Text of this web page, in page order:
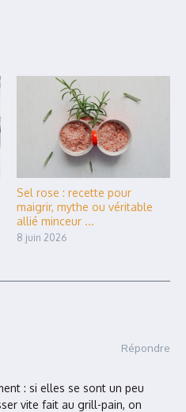
Sel rose : recette pour
maigrir, mythe ou véritable
allié minceur ...
8 juin 2026
Répondre
: si elles se sont un peu
vite fait au grill-pain, on